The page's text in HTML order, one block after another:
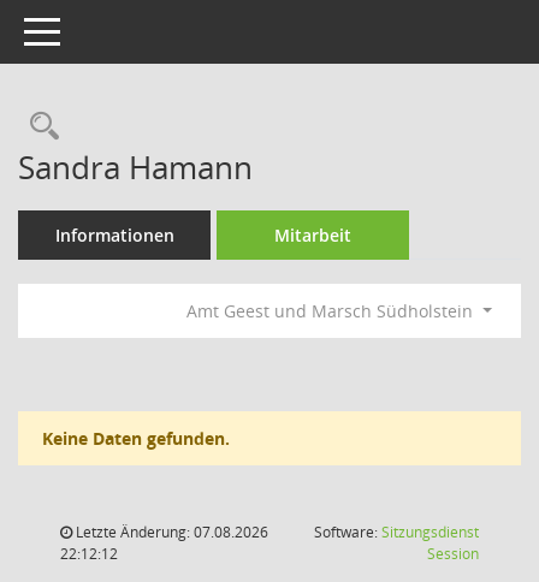
Toggle navigation
Rechercheauswahl
Sandra Hamann
Informationen Mitarbeit
Amt Geest und Marsch Südholstein
Keine Daten gefunden.
Letzte Änderung: 07.08.2026
22:12:12
Software:Sitzungsdienst
Session(Wird in